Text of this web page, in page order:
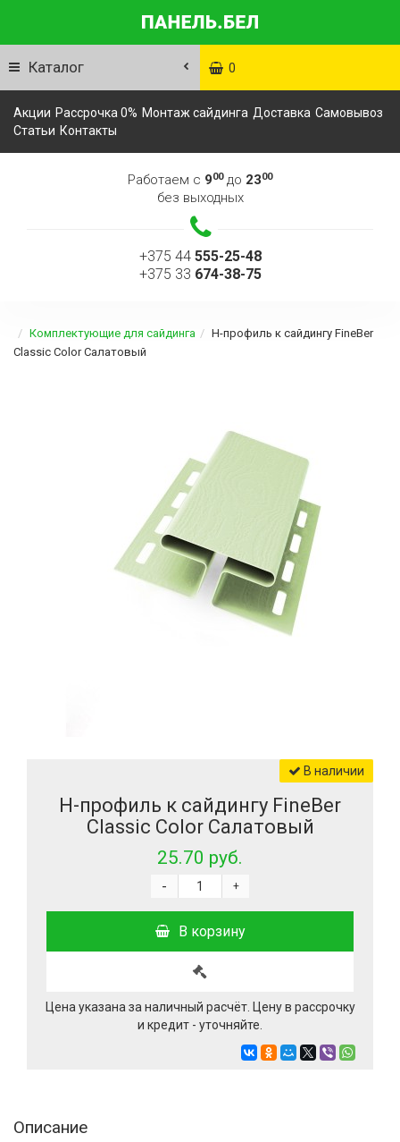
Каталог 0
Акции Рассрочка 0% Монтаж сайдинга Доставка Самовывоз
Статьи Контакты
Работаем с 900до 2300
без выходных
+375 44 555-25-48
+375 33 674-38-75
Комплектующие для сайдинга
Н-профиль к сайдингу FineBer
Classic Color Салатовый
В наличии
Н-профиль к сайдингу FineBer
Classic Color Салатовый
25.70 руб.
+
-
В корзину
Цена указана за наличный расчёт. Цену в рассрочку
и кредит - уточняйте.
Описание